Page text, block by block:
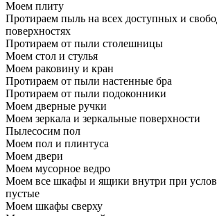
Моем плиту
Протираем пыль на всех доступных и
поверхностях
Протираем от пыли столешницы
Моем стол и стулья
Моем раковину и кран
Протираем от пыли настенные бра
Протираем от пыли подоконники
Моем дверные ручки
Моем зеркала и зеркальные поверхности
Пылесосим пол
Моем пол и плинтуса
Моем двери
Моем мусорное ведро
Моем все шкафы и ящики внутри при
пустые
Моем шкафы сверху